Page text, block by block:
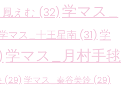
えむ (32) 学マス_
マス_十王星南 (31) 学
学マス_月村手毬
(29) 学マス_秦谷美鈴 (29)